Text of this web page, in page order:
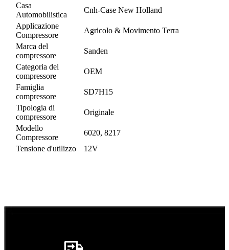
Casa
Automobilistica
Cnh-Case New Holland
Applicazione
Compressore
Agricolo & Movimento Terra
Marca del
compressore
Sanden
Categoria del
compressore
OEM
Famiglia
compressore
SD7H15
Tipologia di
compressore
Originale
Modello
Compressore
6020, 8217
Tensione d'utilizzo
12V